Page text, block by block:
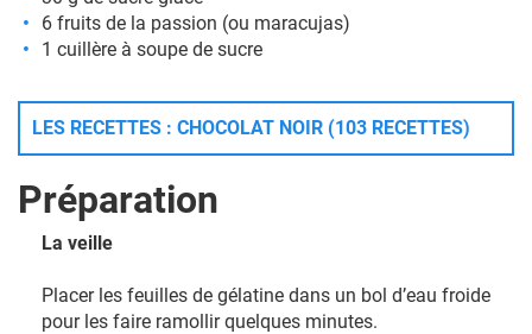
6 fruits de la passion (ou maracujas)
1 cuillère à soupe de sucre
LES RECETTES : CHOCOLAT NOIR (103 RECETTES)
Préparation
La veille
Placer les feuilles de gélatine dans un bol d’eau froide
pour les faire ramollir quelques minutes.